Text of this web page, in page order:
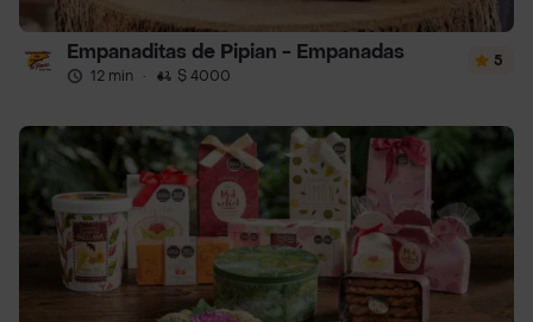
Empanaditas de Pipian - Empanadas
12 min · $ 4000
5